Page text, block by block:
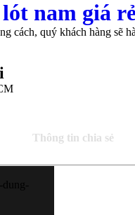
nam giá
cách, quý khách hàng
Thông tin chia sẻ